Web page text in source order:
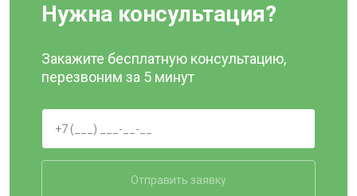
Нужна консультация?
Закажите бесплатную консультацию,
перезвоним за 5 минут
Отправить заявку